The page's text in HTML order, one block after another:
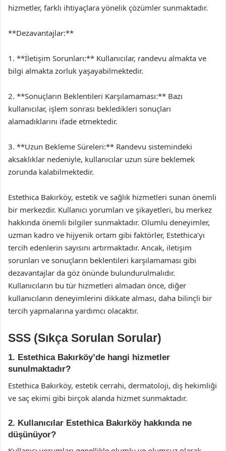
hizmetler, farklı ihtiyaçlara yönelik çözümler sunmaktadır.
**Dezavantajlar:**
1. **İletişim Sorunları:** Kullanıcılar, randevu almakta ve
bilgi almakta zorluk yaşayabilmektedir.
2. **Sonuçların Beklentileri Karşılamaması:** Bazı
kullanıcılar, işlem sonrası bekledikleri sonuçları
alamadıklarını ifade etmektedir.
3. **Uzun Bekleme Süreleri:** Randevu sistemindeki
aksaklıklar nedeniyle, kullanıcılar uzun süre beklemek
zorunda kalabilmektedir.
Estethica Bakırköy, estetik ve sağlık hizmetleri sunan önemli
bir merkezdir. Kullanıcı yorumları ve şikayetleri, bu merkez
hakkında önemli bilgiler sunmaktadır. Olumlu deneyimler,
uzman kadro ve hijyenik ortam gibi faktörler, Estethica’yı
tercih edenlerin sayısını artırmaktadır. Ancak, iletişim
sorunları ve sonuçların beklentileri karşılamaması gibi
dezavantajlar da göz önünde bulundurulmalıdır.
Kullanıcıların bu tür hizmetleri almadan önce, diğer
kullanıcıların deneyimlerini dikkate alması, daha bilinçli bir
tercih yapmalarına yardımcı olacaktır.
SSS (Sıkça Sorulan Sorular)
1. Estethica Bakırköy’de hangi hizmetler
sunulmaktadır?
Estethica Bakırköy, estetik cerrahi, dermatoloji, diş hekimliği
ve saç ekimi gibi birçok alanda hizmet sunmaktadır.
2. Kullanıcılar Estethica Bakırköy hakkında ne
düşünüyor?